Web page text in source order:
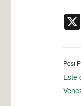
Post
Este